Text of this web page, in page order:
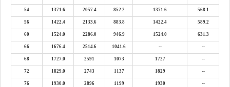
54 1371.6 2057.4 852.2 1371.6 568.1
56 1422.4 2133.6 883.8 1422.4 589.2
60 1524.0 2286.0 946.9 1524.0 631.3
66 1676.4 2514.6 1041.6 -- --
68 1727.0 2591 1073 1727 --
72 1829.0 2743 1137 1829 --
76 1930.0 2896 1199 1930 --